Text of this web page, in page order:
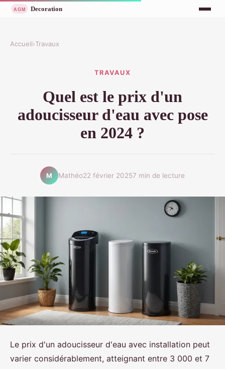
Accueil›Travaux
TRAVAUX
Quel est le prix d'un
adoucisseur d'eau avec pose
en 2024 ?
M Mathéo22 février 20257 min de lecture
Le prix d'un adoucisseur d'eau avec installation peut
varier considérablement, atteignant entre 3 000 et 7